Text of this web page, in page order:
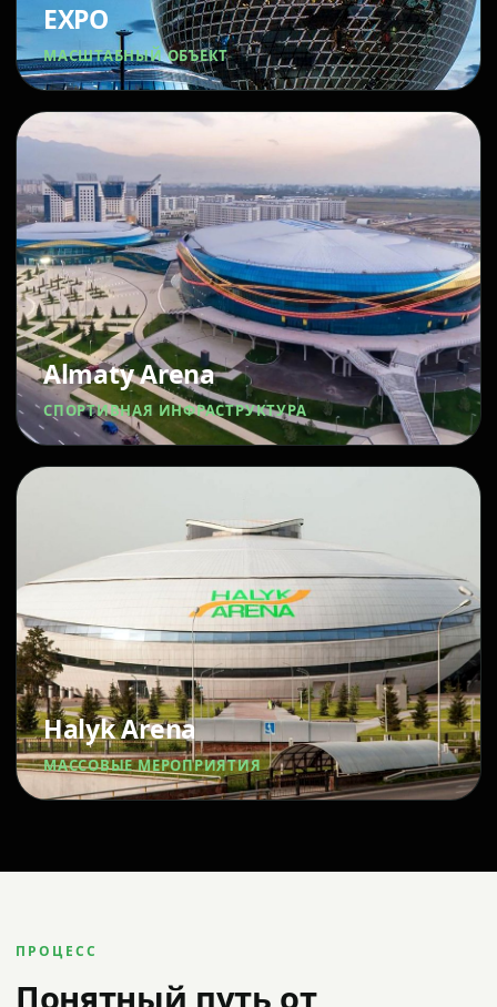
EXPO
МАСШТАБНЫЙ ОБЪЕКТ
Almaty Arena
СПОРТИВНАЯ ИНФРАСТРУКТУРА
Halyk Arena
МАССОВЫЕ МЕРОПРИЯТИЯ
ПРОЦЕСС
Понятный путь от